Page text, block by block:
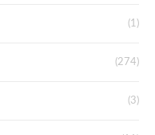
(1)
(274)
(3)